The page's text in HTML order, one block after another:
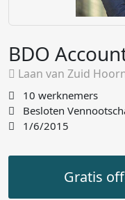
BDO
Laan van Zuid
10 werknemers
Besloten
1/6/2015
Gratis